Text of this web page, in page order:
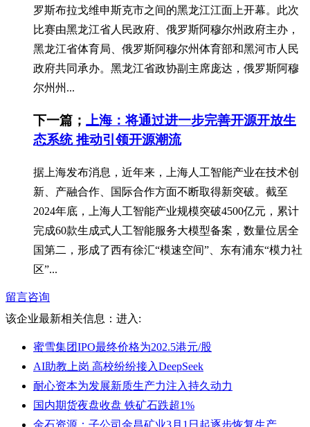
罗斯布拉戈维申斯克市之间的黑龙江江面上开幕。此次
比赛由黑龙江省人民政府、俄罗斯阿穆尔州政府主办，
黑龙江省体育局、俄罗斯阿穆尔州体育部和黑河市人民
政府共同承办。黑龙江省政协副主席庞达，俄罗斯阿穆
尔州州...
下一篇； 上海：将通过进一步完善开源开放生
态系统 推动引领开源潮流
据上海发布消息，近年来，上海人工智能产业在技术创
新、产融合作、国际合作方面不断取得新突破。截至
2024年底，上海人工智能产业规模突破4500亿元，累计
完成60款生成式人工智能服务大模型备案，数量位居全
国第二，形成了西有徐汇“模速空间”、东有浦东“模力社
区”...
留言咨询
该企业最新相关信息： 进入:
蜜雪集团IPO最终价格为202.5港元/股
AI助教上岗 高校纷纷接入DeepSeek
耐心资本为发展新质生产力注入持久动力
国内期货夜盘收盘 铁矿石跌超1%
金石资源：子公司金昌矿业3月1日起逐步恢复生产